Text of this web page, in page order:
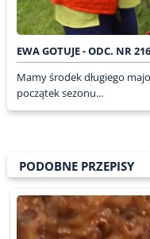
EWA GOTUJE - ODC. NR 216
Mamy środek długiego
początek sezonu...
PODOBNE PRZEPISY